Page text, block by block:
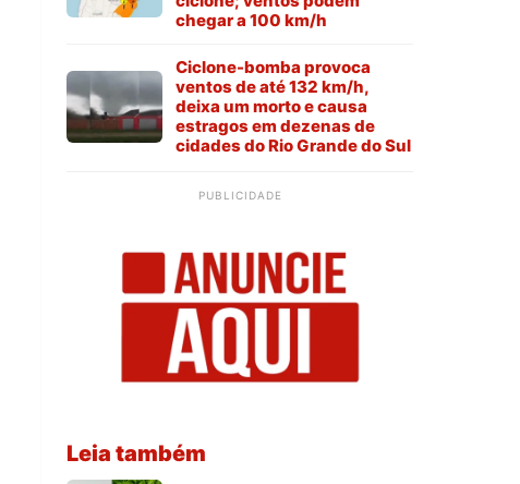
chegar a 100 km/h
Ciclone-bomba provoca
ventos de até 132 km/h,
deixa um morto e causa
estragos em dezenas de
cidades do Rio Grande do Sul
PUBLICIDADE
Leia também